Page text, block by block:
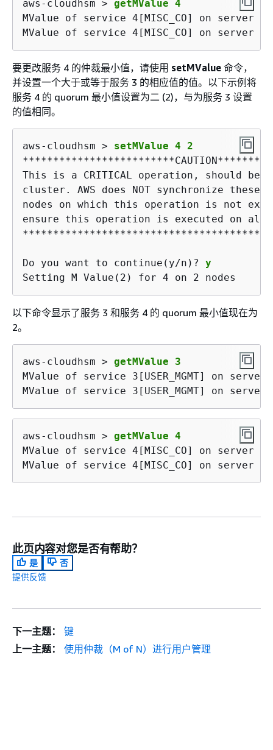
aws-cloudhsm > getMValue 4
MValue of service 4[MISC_CO] on server
MValue of service 4[MISC_CO] on server
要更改服务 4 的仲裁最小值，请使用 setMValue 命令，
并设置一个大于或等于服务 3 的相应值的值。以下示例将
服务 4 的 quorum 最小值设置为二 (2)，与为服务 3 设置
的值相同。
aws-cloudhsm > setMValue 4 2
This is a CRITICAL operation, should be
cluster. AWS does NOT synchronize
nodes on which this operation is not
ensure this operation is executed on
Do you want to continue(y/n)? y
Setting M Value(2) for 4 on 2 nodes
以下命令显示了服务 3 和服务 4 的 quorum 最小值现在为
2。
aws-cloudhsm > getMValue 3
MValue of service 3[USER_MGMT] on
MValue of service 3[USER_MGMT] on
aws-cloudhsm > getMValue 4
MValue of service 4[MISC_CO] on server
MValue of service 4[MISC_CO] on server
此页内容对您是否有帮助？
是
否
提供反馈
下一主题：
键
上一主题：
使用仲裁（M of N）进行用户管理